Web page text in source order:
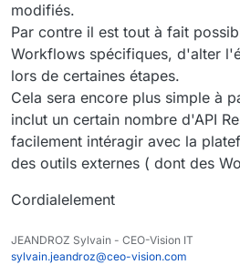
modifiés.
Par contre il est tout à fait
Workflows spécifiques, d'alter
lors de certaines étapes.
Cela sera encore plus simple à
inclut un certain nombre d'API
facilement intéragir avec la
des outils externes ( dont des
Cordialelement
JEANDROZ Sylvain - CEO-Vision IT
sylvain.jeandroz@ceo-vision.com